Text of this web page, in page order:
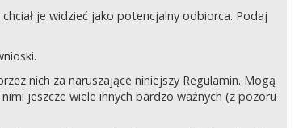
je widzieć jako potencjalny odbiorca. Podaj
nich za naruszające niniejszy Regulamin. Mogą
jeszcze wiele innych bardzo ważnych (z pozoru